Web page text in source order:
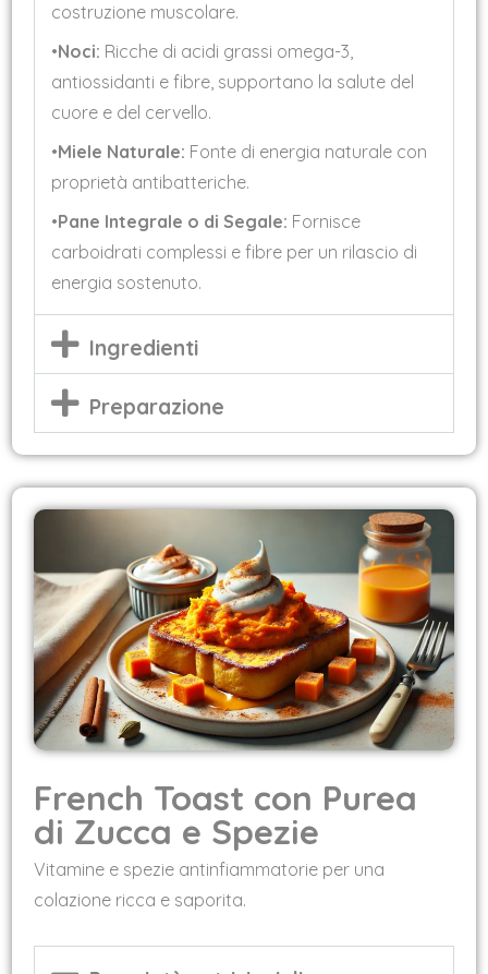
costruzione muscolare.
•Noci: Ricche di acidi grassi omega-3,
antiossidanti e fibre, supportano la salute del
cuore e del cervello.
•Miele Naturale: Fonte di energia naturale con
proprietà antibatteriche.
•Pane Integrale o di Segale: Fornisce
carboidrati complessi e fibre per un rilascio di
energia sostenuto.
Ingredienti
Preparazione
French Toast con Purea
di Zucca e Spezie
Vitamine e spezie antinfiammatorie per una
colazione ricca e saporita.